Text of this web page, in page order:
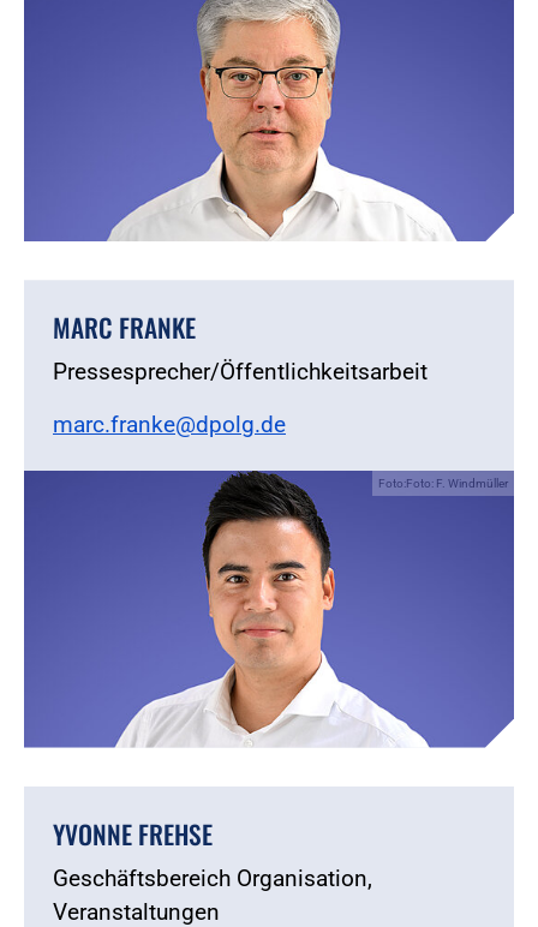
MARC FRANKE
Pressesprecher/Öffentlichkeitsarbeit
marc.franke@dpolg.de
Foto:Foto: F. Windmüller
YVONNE FREHSE
Geschäftsbereich Organisation,
Veranstaltungen